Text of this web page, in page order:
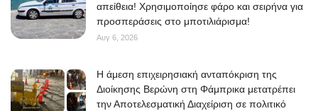
απείθεια! Χρησιμοποίησε φάρο και σειρήνα για
προσπεράσεις στο μποτιλιάρισμα!
Αυγ 6, 2026
Η άμεση επιχειρησιακή ανταπόκριση της
Διοίκησης Βερώνη στη Φάμπρικα μετατρέπει
την Αποτελεσματική Διαχείριση σε πολιτικό